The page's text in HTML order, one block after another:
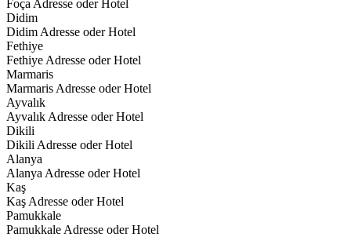
Foça Adresse oder Hotel
Didim
Didim Adresse oder Hotel
Fethiye
Fethiye Adresse oder Hotel
Marmaris
Marmaris Adresse oder Hotel
Ayvalık
Ayvalık Adresse oder Hotel
Dikili
Dikili Adresse oder Hotel
Alanya
Alanya Adresse oder Hotel
Kaş
Kaş Adresse oder Hotel
Pamukkale
Pamukkale Adresse oder Hotel